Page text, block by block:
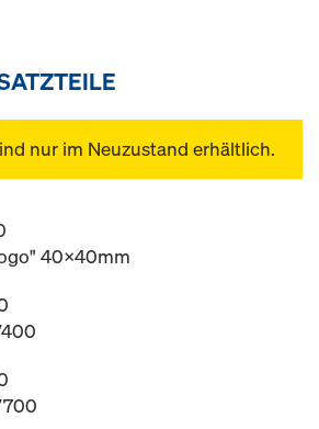
nur im Neuzustand erhältlich.
40x40mm